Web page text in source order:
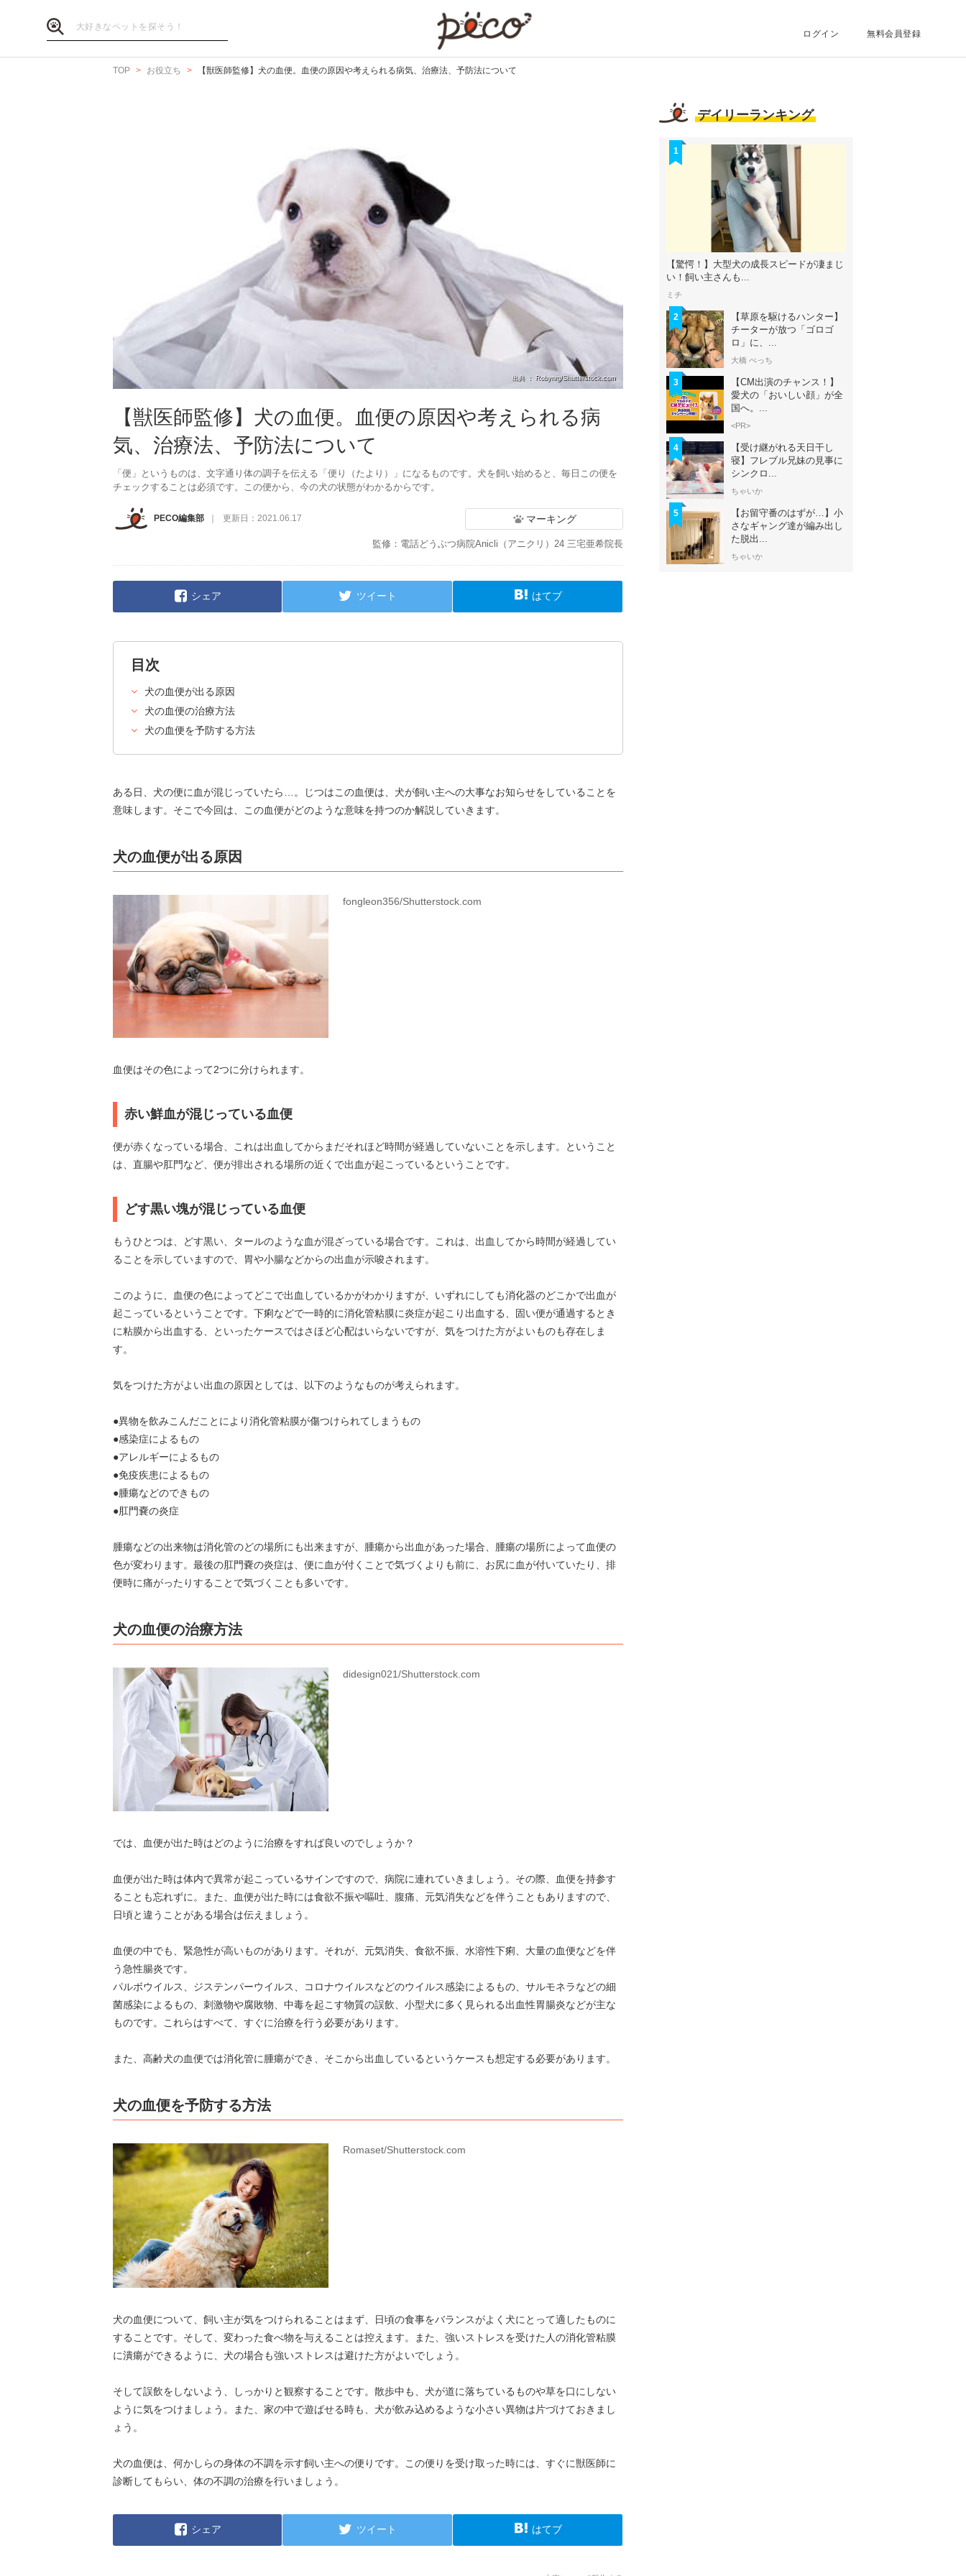
ログイン 無料会員登録
TOP お役立ち 【獣医師監修】犬の血便。血便の原因や考えられる病気、治療法、予防法について
出典 ： Robynrg/Shutterstock.com
【獣医師監修】犬の血便。血便の原因や考えられる病
気、治療法、予防法について
「便」というものは、文字通り体の調子を伝える「便り（たより）」になるものです。犬を飼い始めると、毎日この便を
チェックすることは必須です。この便から、今の犬の状態がわかるからです。
PECO編集部 更新日： 2021.06.17 マーキング
監修：電話どうぶつ病院Anicli（アニクリ）24 三宅亜希院長
シェア ツイート はてブ
目次
犬の血便が出る原因
犬の血便の治療方法
犬の血便を予防する方法
ある日、犬の便に血が混じっていたら…。じつはこの血便は、犬が飼い主への大事なお知らせをしていることを
意味します。そこで今回は、この血便がどのような意味を持つのか解説していきます。
犬の血便が出る原因
fongleon356/Shutterstock.com
血便はその色によって2つに分けられます。
赤い鮮血が混じっている血便
便が赤くなっている場合、これは出血してからまだそれほど時間が経過していないことを示します。ということ
は、直腸や肛門など、便が排出される場所の近くで出血が起こっているということです。
どす黒い塊が混じっている血便
もうひとつは、どす黒い、タールのような血が混ざっている場合です。これは、出血してから時間が経過してい
ることを示していますので、胃や小腸などからの出血が示唆されます。
このように、血便の色によってどこで出血しているかがわかりますが、いずれにしても消化器のどこかで出血が
起こっているということです。下痢などで一時的に消化管粘膜に炎症が起こり出血する、固い便が通過するとき
に粘膜から出血する、といったケースではさほど心配はいらないですが、気をつけた方がよいものも存在しま
す。
気をつけた方がよい出血の原因としては、以下のようなものが考えられます。
●異物を飲みこんだことにより消化管粘膜が傷つけられてしまうもの
●感染症によるもの
●アレルギーによるもの
●免疫疾患によるもの
●腫瘍などのできもの
●肛門嚢の炎症
腫瘍などの出来物は消化管のどの場所にも出来ますが、腫瘍から出血があった場合、腫瘍の場所によって血便の
色が変わります。最後の肛門嚢の炎症は、便に血が付くことで気づくよりも前に、お尻に血が付いていたり、排
便時に痛がったりすることで気づくことも多いです。
犬の血便の治療方法
didesign021/Shutterstock.com
では、血便が出た時はどのように治療をすれば良いのでしょうか？
血便が出た時は体内で異常が起こっているサインですので、病院に連れていきましょう。その際、血便を持参す
ることも忘れずに。また、血便が出た時には食欲不振や嘔吐、腹痛、元気消失などを伴うこともありますので、
日頃と違うことがある場合は伝えましょう。
血便の中でも、緊急性が高いものがあります。それが、元気消失、食欲不振、水溶性下痢、大量の血便などを伴
う急性腸炎です。
パルボウイルス、ジステンパーウイルス、コロナウイルスなどのウイルス感染によるもの、サルモネラなどの細
菌感染によるもの、刺激物や腐敗物、中毒を起こす物質の誤飲、小型犬に多く見られる出血性胃腸炎などが主な
ものです。これらはすべて、すぐに治療を行う必要があります。
また、高齢犬の血便では消化管に腫瘍ができ、そこから出血しているというケースも想定する必要があります。
犬の血便を予防する方法
Romaset/Shutterstock.com
犬の血便について、飼い主が気をつけられることはまず、日頃の食事をバランスがよく犬にとって適したものに
することです。そして、変わった食べ物を与えることは控えます。また、強いストレスを受けた人の消化管粘膜
に潰瘍ができるように、犬の場合も強いストレスは避けた方がよいでしょう。
そして誤飲をしないよう、しっかりと観察することです。散歩中も、犬が道に落ちているものや草を口にしない
ように気をつけましょう。また、家の中で遊ばせる時も、犬が飲み込めるような小さい異物は片づけておきまし
ょう。
犬の血便は、何かしらの身体の不調を示す飼い主への便りです。この便りを受け取った時には、すぐに獣医師に
診断してもらい、体の不調の治療を行いましょう。
シェア ツイート はてブ
デイリーランキング
1
【驚愕！】大型犬の成長スピードが凄まじ
い！飼い主さんも...
ミチ
2
【草原を駆けるハンター】
チーターが放つ「ゴロゴ
ロ」に、...
大橋 ぺっち
3
【CM出演のチャンス！】
愛犬の「おいしい顔」が全
国へ。...
<PR>
4
【受け継がれる天日干し
寝】フレブル兄妹の見事に
シンクロ...
ちゃいか
5
【お留守番のはずが…】小
さなギャング達が編み出し
た脱出...
ちゃいか